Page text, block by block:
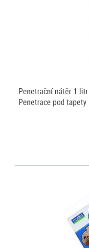
Penetrační nátěr 1
Penetrace pod